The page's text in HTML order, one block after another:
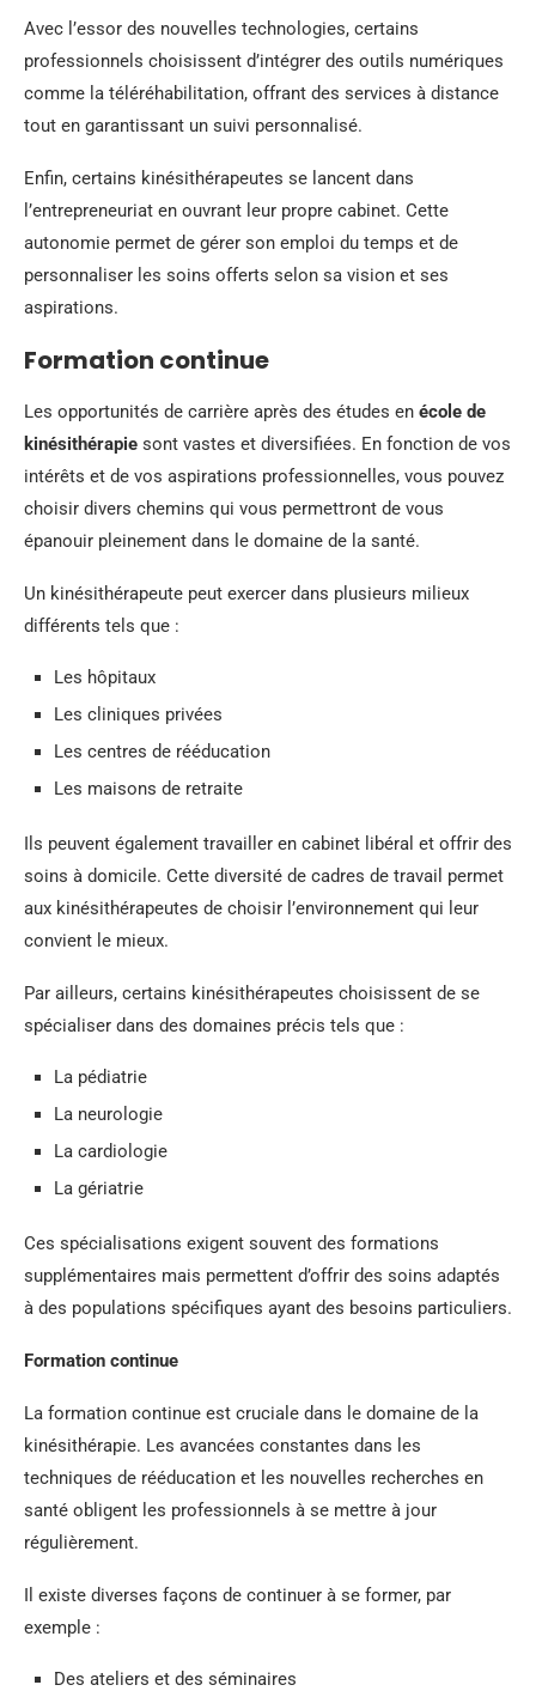
Avec l’essor des nouvelles technologies, certains
professionnels choisissent d’intégrer des outils numériques
comme la téléréhabilitation, offrant des services à distance
tout en garantissant un suivi personnalisé.
Enfin, certains kinésithérapeutes se lancent dans
l’entrepreneuriat en ouvrant leur propre cabinet. Cette
autonomie permet de gérer son emploi du temps et de
personnaliser les soins offerts selon sa vision et ses
aspirations.
Formation continue
Les opportunités de carrière après des études en école de
kinésithérapie sont vastes et diversifiées. En fonction de vos
intérêts et de vos aspirations professionnelles, vous pouvez
choisir divers chemins qui vous permettront de vous
épanouir pleinement dans le domaine de la santé.
Un kinésithérapeute peut exercer dans plusieurs milieux
différents tels que :
Les hôpitaux
Les cliniques privées
Les centres de rééducation
Les maisons de retraite
Ils peuvent également travailler en cabinet libéral et offrir des
soins à domicile. Cette diversité de cadres de travail permet
aux kinésithérapeutes de choisir l’environnement qui leur
convient le mieux.
Par ailleurs, certains kinésithérapeutes choisissent de se
spécialiser dans des domaines précis tels que :
La pédiatrie
La neurologie
La cardiologie
La gériatrie
Ces spécialisations exigent souvent des formations
supplémentaires mais permettent d’offrir des soins adaptés
à des populations spécifiques ayant des besoins particuliers.
Formation continue
La formation continue est cruciale dans le domaine de la
kinésithérapie. Les avancées constantes dans les
techniques de rééducation et les nouvelles recherches en
santé obligent les professionnels à se mettre à jour
régulièrement.
Il existe diverses façons de continuer à se former, par
exemple :
Des ateliers et des séminaires